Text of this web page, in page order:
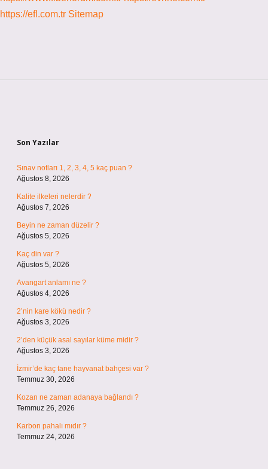
https://efl.com.tr Sitemap
Son Yazılar
Sınav notları 1, 2, 3, 4, 5 kaç puan ?
Ağustos 8, 2026
Kalite ilkeleri nelerdir ?
Ağustos 7, 2026
Beyin ne zaman düzelir ?
Ağustos 5, 2026
Kaç din var ?
Ağustos 5, 2026
Avangart anlamı ne ?
Ağustos 4, 2026
2’nin kare kökü nedir ?
Ağustos 3, 2026
2’den küçük asal sayılar küme midir ?
Ağustos 3, 2026
İzmir’de kaç tane hayvanat bahçesi var ?
Temmuz 30, 2026
Kozan ne zaman adanaya bağlandı ?
Temmuz 26, 2026
Karbon pahalı mıdır ?
Temmuz 24, 2026